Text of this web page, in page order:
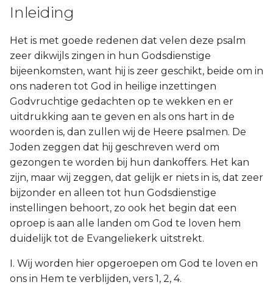
Filipenzen
Kolossenzen
1 Thessalonicenzen
2 Thessalonicenzen
1 Timótheüs
2 Timótheüs
Titus
Filémon
Hebreeën
Jakobus
Inleiding
Het is met goede redenen dat velen deze psalm
zeer dikwijls zingen in hun Godsdienstige
bijeenkomsten, want hij is zeer geschikt, beide om in
ons naderen tot God in heilige inzettingen
Godvruchtige gedachten op te wekken en er
uitdrukking aan te geven en als ons hart in de
woorden is, dan zullen wij de Heere psalmen. De
Joden zeggen dat hij geschreven werd om
gezongen te worden bij hun dankoffers. Het kan
zijn, maar wij zeggen, dat gelijk er niets in is, dat zeer
bijzonder en alleen tot hun Godsdienstige
instellingen behoort, zo ook het begin dat een
oproep is aan alle landen om God te loven hem
duidelijk tot de Evangeliekerk uitstrekt.
I. Wij worden hier opgeroepen om God te loven en
ons in Hem te verblijden, vers 1, 2, 4.